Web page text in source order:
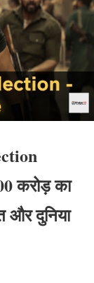
करोड़ का
और दुनिया